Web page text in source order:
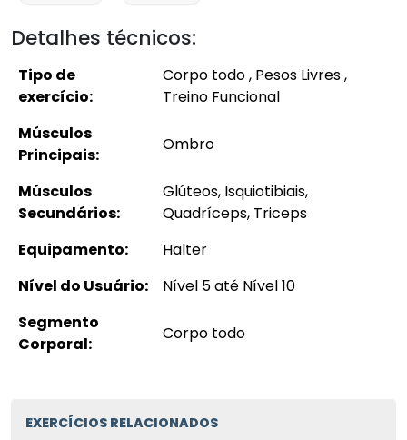
Detalhes técnicos:
Tipo de
exercício:
Corpo todo , Pesos Livres ,
Treino Funcional
Músculos
Principais:
Ombro
Músculos
Secundários:
Glúteos, Isquiotibiais,
Quadríceps, Triceps
Equipamento:
Halter
Nível do Usuário:
Nível 5 até Nível 10
Segmento
Corporal:
Corpo todo
EXERCÍCIOS RELACIONADOS